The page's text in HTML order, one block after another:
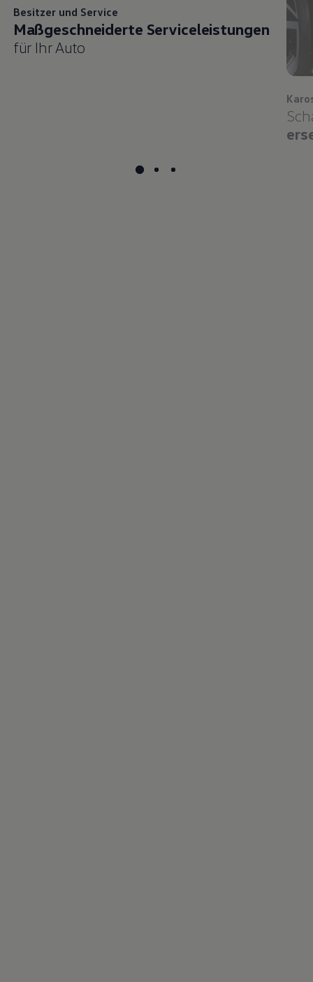
Besitzer und Service
Maßgeschneiderte Serviceleistungen
für Ihr Auto